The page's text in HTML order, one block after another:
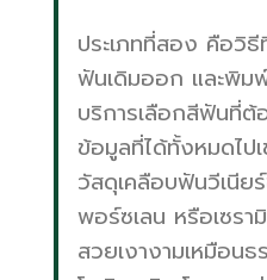
ประเภทที่สอง คือวิ
ฟันเดิมออก และพิ
บริการเลือกสีฟันที่ต้
ข้อมูลที่ได้ทั้งหมดไป
วัสดุเคลือบฟันวีเนีย
พอร์ซเลน หรือเซร
สวยเงางามเหมือน